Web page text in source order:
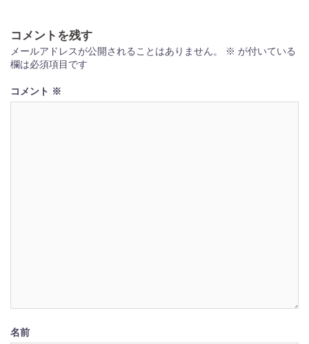
シ
ョ
ン
コメントを残す
メールアドレスが公開されることはありません。 ※ が付いている
欄は必須項目です
コメント ※
名前